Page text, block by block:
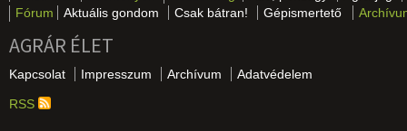
Fórum
Aktuális gondom Csak bátran! Gépismertető
AGRÁR ÉLET
Kapcsolat Impresszum Archívum Adatvédelem
RSS